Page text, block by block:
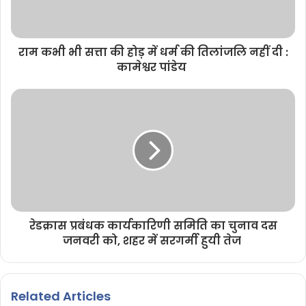
राम कभी भी सत्ता की होड़ में धर्म की तिलांजलि नहीं दी :
कामेश्वर पांडेय
रेडक्रास प्रबंधक कार्यकारिणी समिति का चुनाव दस
जनवरी को, शहर में सरगर्मी हुयी तेज
Related Articles